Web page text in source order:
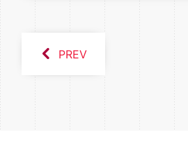
PREV